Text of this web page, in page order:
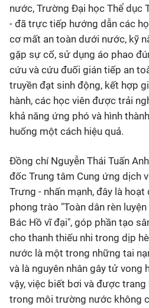
nước, Trường Đại học Thể dục
- đã trực tiếp hướng dẫn các
cơ mất an toàn dưới nước, kỹ
gặp sự cố, sử dụng áo phao
cứu và cứu đuối gián tiếp an
truyền đạt sinh động, kết hợp
hành, các học viên được trải
khả năng ứng phó và hình
huống một cách hiệu quả.
Đồng chí Nguyễn Thái Tuấn
đốc Trung tâm Cung ứng dịch
Trưng - nhấn mạnh, đây là
phong trào "Toàn dân rèn
Bác Hồ vĩ đại", góp phần tạo
cho thanh thiếu nhi trong dịp
nước là một trong những tai
và là nguyên nhân gây tử vong
vậy, việc biết bơi và được
trong môi trường nước không